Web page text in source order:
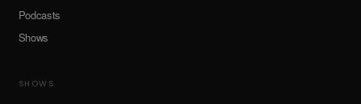
Podcasts
Shows
SHOWS